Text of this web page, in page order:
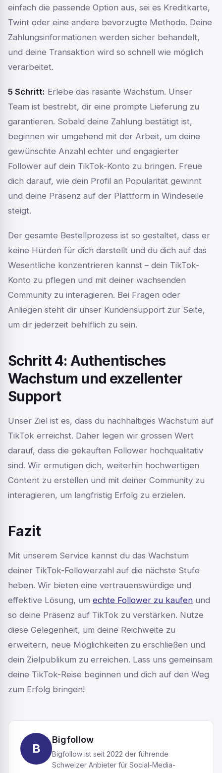
einfach die passende Option aus, sei es Kreditkarte,
Twint oder eine andere bevorzugte Methode. Deine
Zahlungsinformationen werden sicher behandelt,
und deine Transaktion wird so schnell wie möglich
verarbeitet.
5 Schritt: Erlebe das rasante Wachstum. Unser
Team ist bestrebt, dir eine prompte Lieferung zu
garantieren. Sobald deine Zahlung bestätigt ist,
beginnen wir umgehend mit der Arbeit, um deine
gewünschte Anzahl echter und engagierter
Follower auf dein TikTok-Konto zu bringen. Freue
dich darauf, wie dein Profil an Popularität gewinnt
und deine Präsenz auf der Plattform in Windeseile
steigt.
Der gesamte Bestellprozess ist so gestaltet, dass er
keine Hürden für dich darstellt und du dich auf das
Wesentliche konzentrieren kannst – dein TikTok-
Konto zu pflegen und mit deiner wachsenden
Community zu interagieren. Bei Fragen oder
Anliegen steht dir unser Kundensupport zur Seite,
um dir jederzeit behilflich zu sein.
Schritt 4: Authentisches
Wachstum und exzellenter
Support
Unser Ziel ist es, dass du nachhaltiges Wachstum auf
TikTok erreichst. Daher legen wir grossen Wert
darauf, dass die gekauften Follower hochqualitativ
sind. Wir ermutigen dich, weiterhin hochwertigen
Content zu erstellen und mit deiner Community zu
interagieren, um langfristig Erfolg zu erzielen.
Fazit
Mit unserem Service kannst du das Wachstum
deiner TikTok-Followerzahl auf die nächste Stufe
heben. Wir bieten eine vertrauenswürdige und
effektive Lösung, um echte Follower zu kaufen und
so deine Präsenz auf TikTok zu verstärken. Nutze
diese Gelegenheit, um deine Reichweite zu
erweitern, neue Möglichkeiten zu erschließen und
dein Zielpublikum zu erreichen. Lass uns gemeinsam
deine TikTok-Reise beginnen und dich auf den Weg
zum Erfolg bringen!
B
Bigfollow
Bigfollow ist seit 2022 der führende
Schweizer Anbieter für Social-Media-